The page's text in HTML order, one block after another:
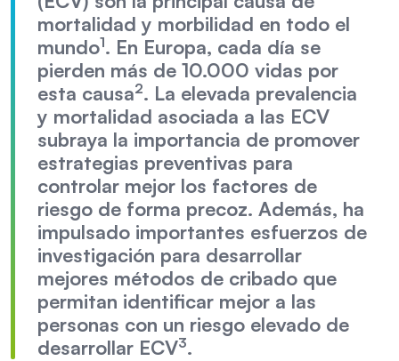
mortalidad y morbilidad en todo el
mundo1. En Europa, cada día se
pierden más de 10.000 vidas por
esta causa2. La elevada prevalencia
y mortalidad asociada a las ECV
subraya la importancia de promover
estrategias preventivas para
controlar mejor los factores de
riesgo de forma precoz. Además, ha
impulsado importantes esfuerzos de
investigación para desarrollar
mejores métodos de cribado que
permitan identificar mejor a las
personas con un riesgo elevado de
desarrollar ECV3.